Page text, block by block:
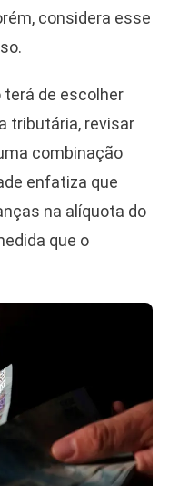
considera esse
terá de escolher
tributária, revisar
combinação
enfatiza que
na alíquota do
que o